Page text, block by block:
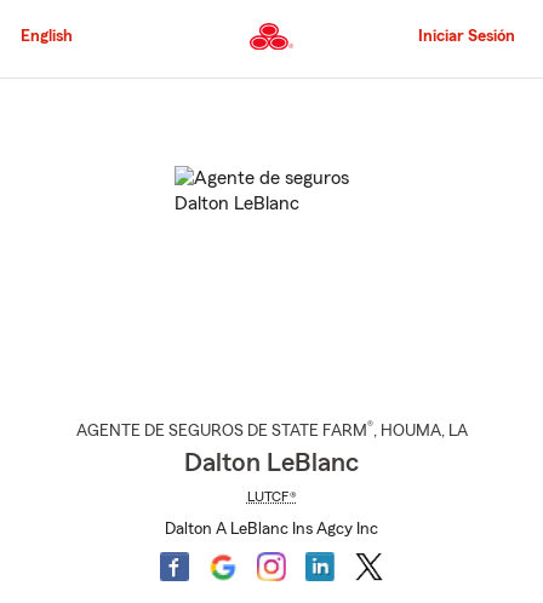
al
principal
English Iniciar Sesión
AGENTE DE SEGUROS DE STATE FARM®, HOUMA, LA
Dalton LeBlanc
LUTCF®
Dalton A LeBlanc Ins Agcy Inc